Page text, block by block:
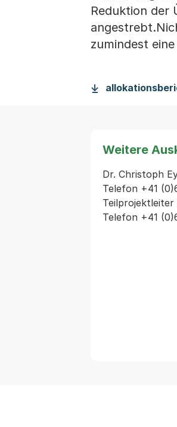
Reduktion der
zumindest
Weitere
Dr. Christoph
Telefon +41
Teilprojektleiter
Telefon +41